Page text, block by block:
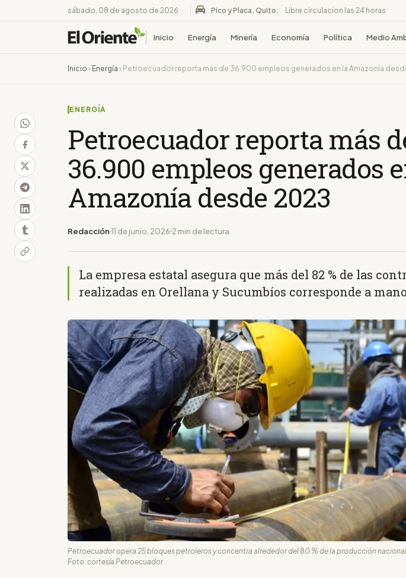
sábado, 08 de agosto de 2026 Pico y Placa, Quito: Libre circulacion las 24 horas
Inicio Energía Minería Economía Política Medio
Inicio › Energía › Petroecuador reporta más de 36.900 empleos generados en la Amazonía
ENERGÍA
Petroecuador reporta más
36.900 empleos generados
Amazonía desde 2023
Redacción 11 de junio, 2026 2 min de lectura
La empresa estatal asegura que más del 82 % de las
realizadas en Orellana y Sucumbíos corresponde a
Petroecuador opera 25 bloques petroleros y concentra alrededor del 80 % de la producción
Foto: cortesía Petroecuador